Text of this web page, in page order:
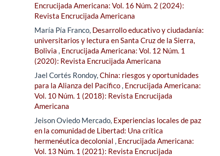
Encrucijada Americana: Vol. 16 Núm. 2 (2024):
Revista Encrucijada Americana
María Pía Franco, Desarrollo educativo y ciudadanía:
universitarios y lectura en Santa Cruz de la Sierra,
Bolivia , Encrucijada Americana: Vol. 12 Núm. 1
(2020): Revista Encrucijada Americana
Jael Cortés Rondoy,China: riesgos y oportunidades
para la Alianza del Pacífico, Encrucijada Americana:
Vol. 10 Núm. 1 (2018): Revista Encrucijada
Americana
Jeison Oviedo Mercado, Experiencias locales de paz
en la comunidad de Libertad: Una crítica
hermenéutica decolonial , Encrucijada Americana:
Vol. 13 Núm. 1 (2021): Revista Encrucijada